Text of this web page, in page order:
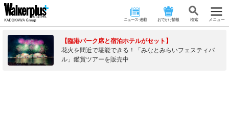
ニュース･連載 おでかけ情報 検 索 メニュー
【臨港パーク席と宿泊ホテルがセット】
花火を間近で堪能できる！「みなとみらいフェスティバ
ル」鑑賞ツアーを販売中